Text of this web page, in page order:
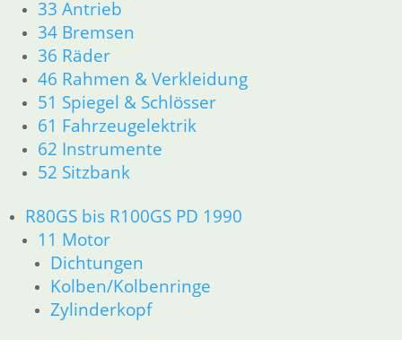
33 Antrieb
34 Bremsen
36 Räder
46 Rahmen & Verkleidung
51 Spiegel & Schlösser
61 Fahrzeugelektrik
62 Instrumente
52 Sitzbank
R80GS bis R100GS PD 1990
11 Motor
Dichtungen
Kolben/Kolbenringe
Zylinderkopf
11 Motor
Dichtungen
Kolben/Kolbenringe
Zylinderkopf
12 Motorelektrik
13 Vergaser
16 Tank
18 Auspuff
21 Kupplung
26 Kardanwelle
31 Telegabel
33 Antrieb
32 Lenkung
34 Bremsen
36 Räder